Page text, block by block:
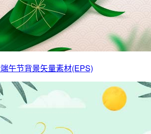
午节背景矢量素材(EPS)